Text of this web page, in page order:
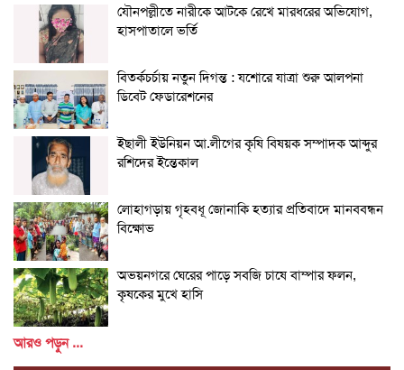
যৌনপল্লীতে নারীকে আটকে রেখে মারধরের অভিযোগ,
হাসপাতালে ভর্তি
বিতর্কচর্চায় নতুন দিগন্ত : যশোরে যাত্রা শুরু আলপনা
ডিবেট ফেডারেশনের
ইছালী ইউনিয়ন আ.লীগের কৃষি বিষয়ক সম্পাদক আব্দুর
রশিদের ইন্তেকাল
লোহাগড়ায় গৃহবধূ জোনাকি হত্যার প্রতিবাদে মানববন্ধন
বিক্ষোভ
অভয়নগরে ঘেরের পাড়ে সবজি চাষে বাম্পার ফলন,
কৃষকের মুখে হাসি
আরও পড়ুন ...